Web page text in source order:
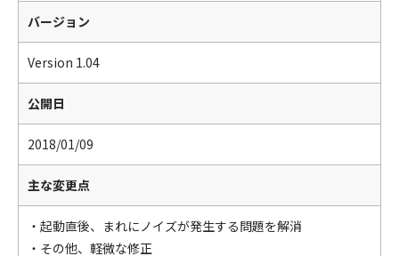
バージョン
Version 1.04
公開日
2018/01/09
主な変更点
・起動直後、まれにノイズが発生する問題を解消
・その他、軽微な修正